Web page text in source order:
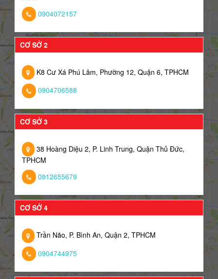
0904072157
CƠ SỞ 2
K8 Cư Xá Phú Lâm, Phường 12, Quận 6, TPHCM
0904706588
CƠ SỞ 3
38 Hoàng Diệu 2, P. Linh Trung, Quận Thủ Đức,
TPHCM
0912655679
CƠ SỞ 4
Trần Não, P. Bình An, Quận 2, TPHCM
0904744975